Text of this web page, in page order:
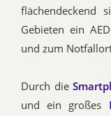
flächendeckend
Gebieten ein
und zum
Durch die
und ein großes